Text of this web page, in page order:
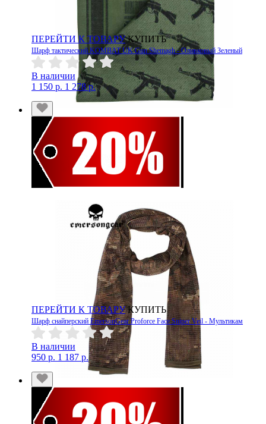
ПЕРЕЙТИ К ТОВАРУ КУПИТЬ
Шарф тактический KOMBAT UK Gun Shemagh - Оливковый Зеленый
В наличии
1 150 р. 1 278 р.
ПЕРЕЙТИ К ТОВАРУ КУПИТЬ
Шарф снайперский EmersonGear Proforce Face Sniper Veil - Мультикам
В наличии
950 р. 1 187 р.